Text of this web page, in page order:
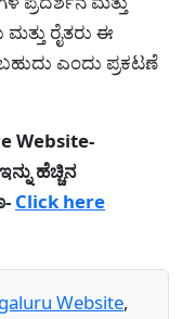
ರೈತರು ಈ
ಎಂದು ಪ್ರಕಟಣೆ
Website-
ಹೆಚ್ಚಿನ
Click here
Website,